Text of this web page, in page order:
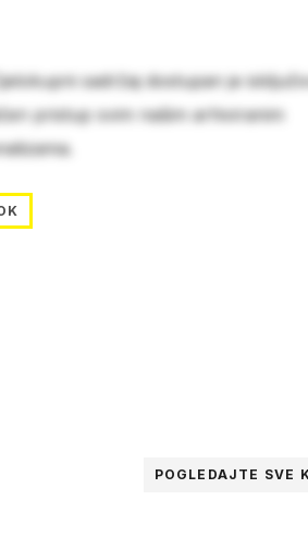
sadržaj dostupan je
pristup svim našim arhiviranim
POGLEDAJTE SVE